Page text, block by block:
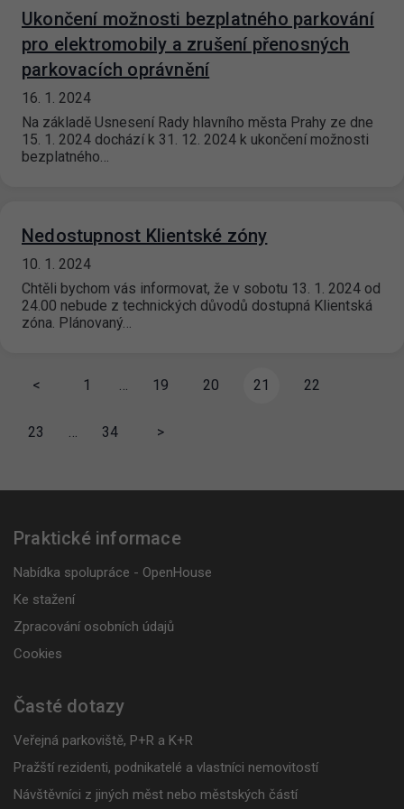
Ukončení možnosti bezplatného parkování
pro elektromobily a zrušení přenosných
parkovacích oprávnění
16. 1. 2024
Na základě Usnesení Rady hlavního města Prahy ze dne
15. 1. 2024 dochází k 31. 12. 2024 k ukončení možnosti
bezplatného…
Nedostupnost Klientské zóny
10. 1. 2024
Chtěli bychom vás informovat, že v sobotu 13. 1. 2024 od
24.00 nebude z technických důvodů dostupná Klientská
zóna. Plánovaný…
< 1 … 19 20 21 22
23 … 34 >
Praktické informace
Nabídka spolupráce - OpenHouse
Ke stažení
Zpracování osobních údajů
Cookies
Časté dotazy
Veřejná parkoviště, P+R a K+R
Pražští rezidenti, podnikatelé a vlastníci nemovitostí
Návštěvníci z jiných měst nebo městských částí